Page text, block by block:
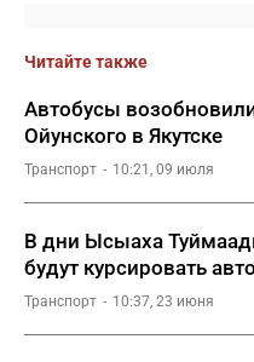
Читайте также
Автобусы
Ойунского в Якутске
Транспорт 10:21, 09 июля
В дни Ысыаха
будут курсировать
Транспорт 10:37, 23 июня